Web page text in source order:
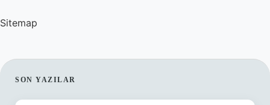
Sitemap
SIDEBAR
SON YAZILAR